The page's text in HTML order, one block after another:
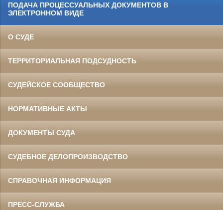
ПОДАЧА ПРОЦЕССУАЛЬНЫХ ДОКУМЕНТОВ В
ЭЛЕКТРОННОМ ВИДЕ
О СУДЕ
ТЕРРИТОРИАЛЬНАЯ ПОДСУДНОСТЬ
СУДЕЙСКОЕ СООБЩЕСТВО
НОРМАТИВНЫЕ АКТЫ
ДОКУМЕНТЫ СУДА
СУДЕБНОЕ ДЕЛОПРОИЗВОДСТВО
СПРАВОЧНАЯ ИНФОРМАЦИЯ
ПРЕСС-СЛУЖБА